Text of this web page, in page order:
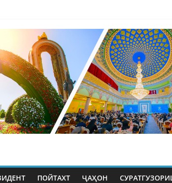
ПОЙТАХТ ҶАҲОН